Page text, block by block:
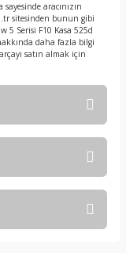
aracınızın
sitesinden bunun gibi
5 Serisi F10 Kasa 525d
daha fazla bilgi
satın almak için